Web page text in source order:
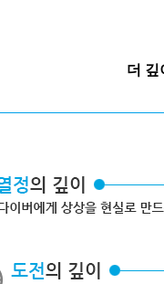
더 깊